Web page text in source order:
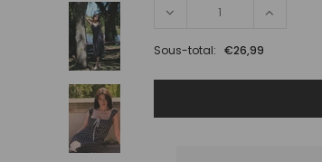
Sous-total: €26,99